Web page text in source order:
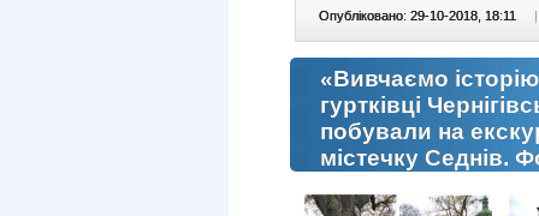
Опубліковано: 29-10-2018, 18:11 |
«Вивчаємо
гуртківці
побували на
містечку Седнів.